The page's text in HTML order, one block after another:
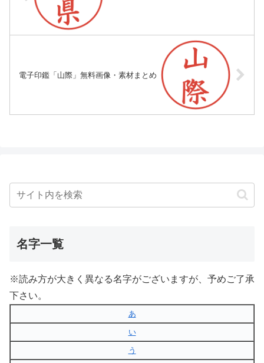
電子印鑑「山際」無料画像・素材まとめ
名字一覧
※読み方が大きく異なる名字がございますが、予めご了承
下さい。
あ
い
う